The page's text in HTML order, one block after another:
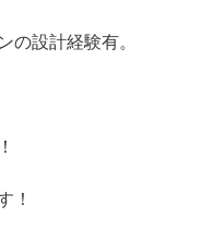
設計経験有。
！